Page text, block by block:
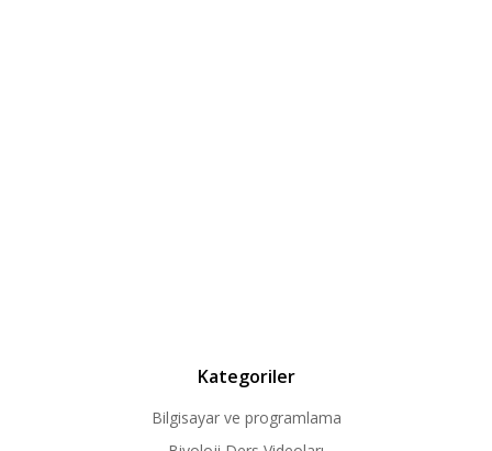
Kategoriler
Bilgisayar ve programlama